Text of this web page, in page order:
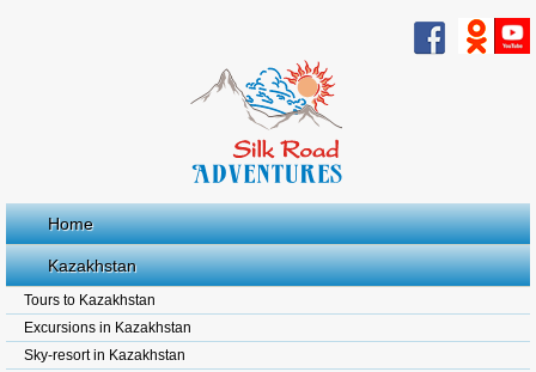
Home
Kazakhstan
Tours to Kazakhstan
Excursions in Kazakhstan
Sky-resort in Kazakhstan